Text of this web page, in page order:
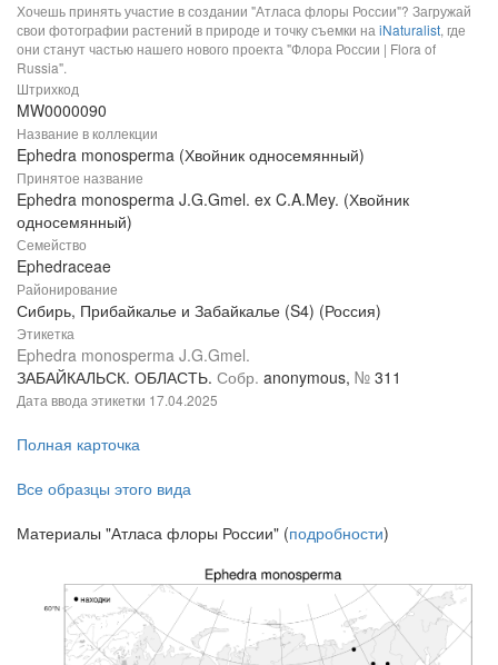
Хочешь принять участие в создании "Атласа флоры России"? Загружай
свои фотографии растений в природе и точку съемки на iNaturalist, где
они станут частью нашего нового проекта "Флора России | Flora of
Russia".
Штрихкод
MW0000090
Название в коллекции
Ephedra monosperma (Хвойник односемянный)
Принятое название
Ephedra monosperma J.G.Gmel. ex C.A.Mey. (Хвойник
односемянный)
Семейство
Ephedraceae
Районирование
Сибирь, Прибайкалье и Забайкалье (S4) (Россия)
Этикетка
Ephedra monosperma J.G.Gmel.
ЗАБАЙКАЛЬСК. ОБЛАСТЬ. Собр. anonymous, № 311
Дата ввода этикетки 17.04.2025
Полная карточка
Все образцы этого вида
Материалы "Атласа флоры России" (подробности)